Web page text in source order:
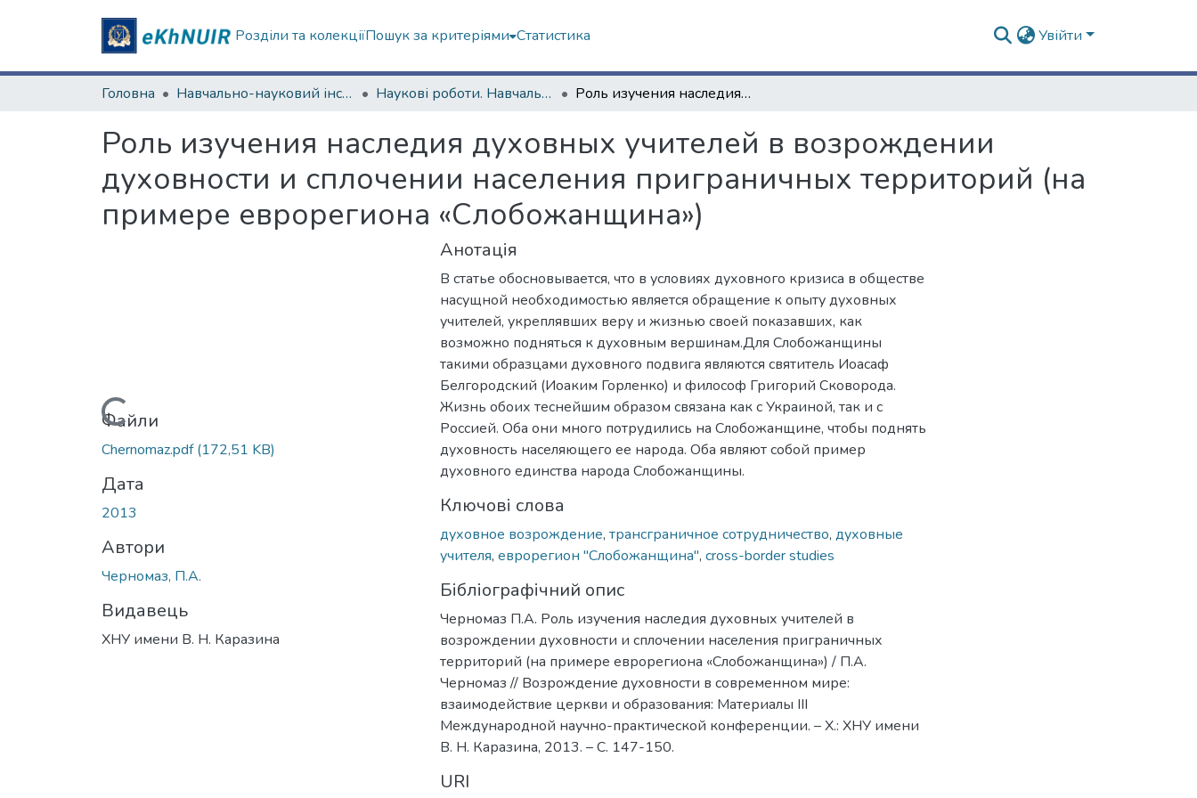
Розділи та колекціїПошук за критеріями Статистика Увійти
Головна Навчально-науковий інститут "Каразінський інститут міжнародних відносин та туристичного бізнесу" Наукові роботи. Навчально-науковий інститут "Каразінський інститут міжнародних відносин та туристичного бізнесу" Роль изучения наследия духовных учителей в возрождении духовности и сплочении населения приграничных территорий (на примере еврорегиона «Слобожанщина»)
Роль изучения наследия духовных учителей в возрождении
духовности и сплочении населения приграничных территорий (на
примере еврорегиона «Слобожанщина»)
Вантажиться...
Файли
Chernomaz.pdf(172,51 KB)
Дата
2013
Автори
Черномаз, П.А.
Видавець
ХНУ имени В. Н. Каразина
Анотація
В статье обосновывается, что в условиях духовного кризиса в обществе
насущной необходимостью является обращение к опыту духовных
учителей, укреплявших веру и жизнью своей показавших, как
возможно подняться к духовным вершинам.Для Слобожанщины
такими образцами духовного подвига являются святитель Иоасаф
Белгородский (Иоаким Горленко) и философ Григорий Сковорода.
Жизнь обоих теснейшим образом связана как с Украиной, так и с
Россией. Оба они много потрудились на Слобожанщине, чтобы поднять
духовность населяющего ее народа. Оба являют собой пример
духовного единства народа Слобожанщины.
Ключові слова
духовное возрождение, трансграничное сотрудничество, духовные
учителя, еврорегион "Слобожанщина", cross-border studies
Бібліографічний опис
Черномаз П.А. Роль изучения наследия духовных учителей в
возрождении духовности и сплочении населения приграничных
территорий (на примере еврорегиона «Слобожанщина») / П.А.
Черномаз // Возрождение духовности в современном мире:
взаимодействие церкви и образования: Материалы ІІІ
Международной научно-практической конференции. – Х.: ХНУ имени
В. Н. Каразина, 2013. – С. 147-150.
URI